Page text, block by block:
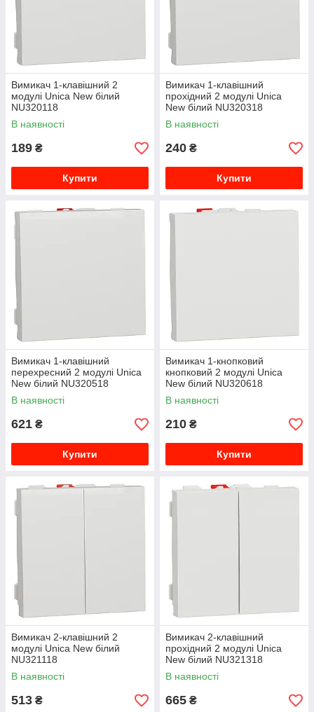
Вимикач 1-клавішний 2
модулі Unica New білий
NU320118
В наявності
189 ₴
Купити
Вимикач 1-клавішний
прохідний 2 модулі Unica
New білий NU320318
В наявності
240 ₴
Купити
Вимикач 1-клавішний
перехресний 2 модулі Unica
New білий NU320518
В наявності
621 ₴
Купити
Вимикач 1-кнопковий
кнопковий 2 модулі Unica
New білий NU320618
В наявності
210 ₴
Купити
Вимикач 2-клавішний 2
модулі Unica New білий
NU321118
В наявності
513 ₴
Вимикач 2-клавішний
прохідний 2 модулі Unica
New білий NU321318
В наявності
665 ₴